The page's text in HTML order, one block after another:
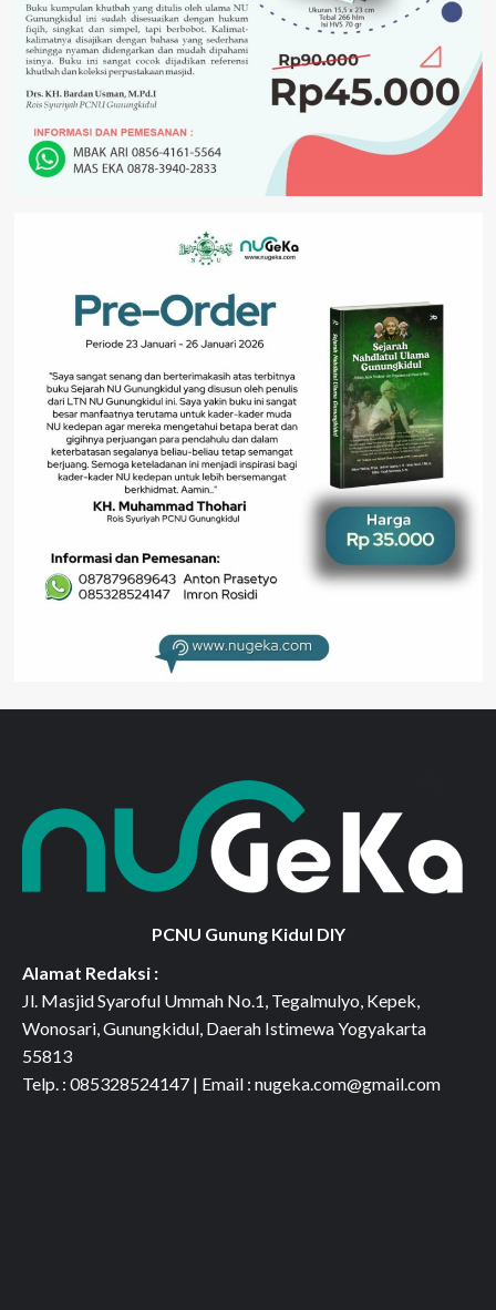
PCNU Gunung Kidul DIY
Alamat Redaksi :
Jl. Masjid Syaroful Ummah No.1, Tegalmulyo, Kepek,
Wonosari, Gunungkidul, Daerah Istimewa Yogyakarta
55813
Telp. : 085328524147 | Email : nugeka.com@gmail.com